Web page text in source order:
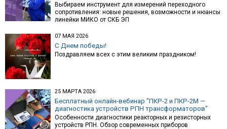
Выбираем инструмент для измерений переходного
сопротивления: новые решения, возможности и нюансы
линейки МИКО от СКБ ЭП
07 МАЯ 2026
С Днем победы!
Поздравляем всех с этим великим праздником!
25 МАРТА 2026
Бесплатный онлайн-вебинар "ПКР-2 и ПКР-2М —
диагностика устройств РПН трансформаторов"
Особенности диагностики реакторных и резисторных
устройств РПН. Обзор современных приборов